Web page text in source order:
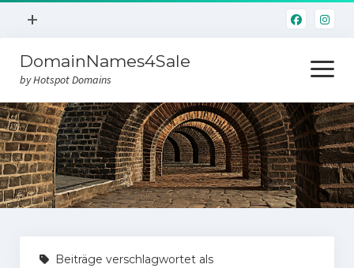
Menü
+
Hotspot.Domains
DomainNames4Sale
by Hotspot Domains
Menü
öffnen
Home
Domainverkauf
Beiträge verschlagwortet als